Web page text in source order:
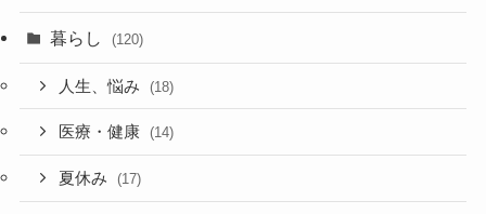
暮らし (120)
人生、悩み (18)
医療・健康 (14)
夏休み (17)